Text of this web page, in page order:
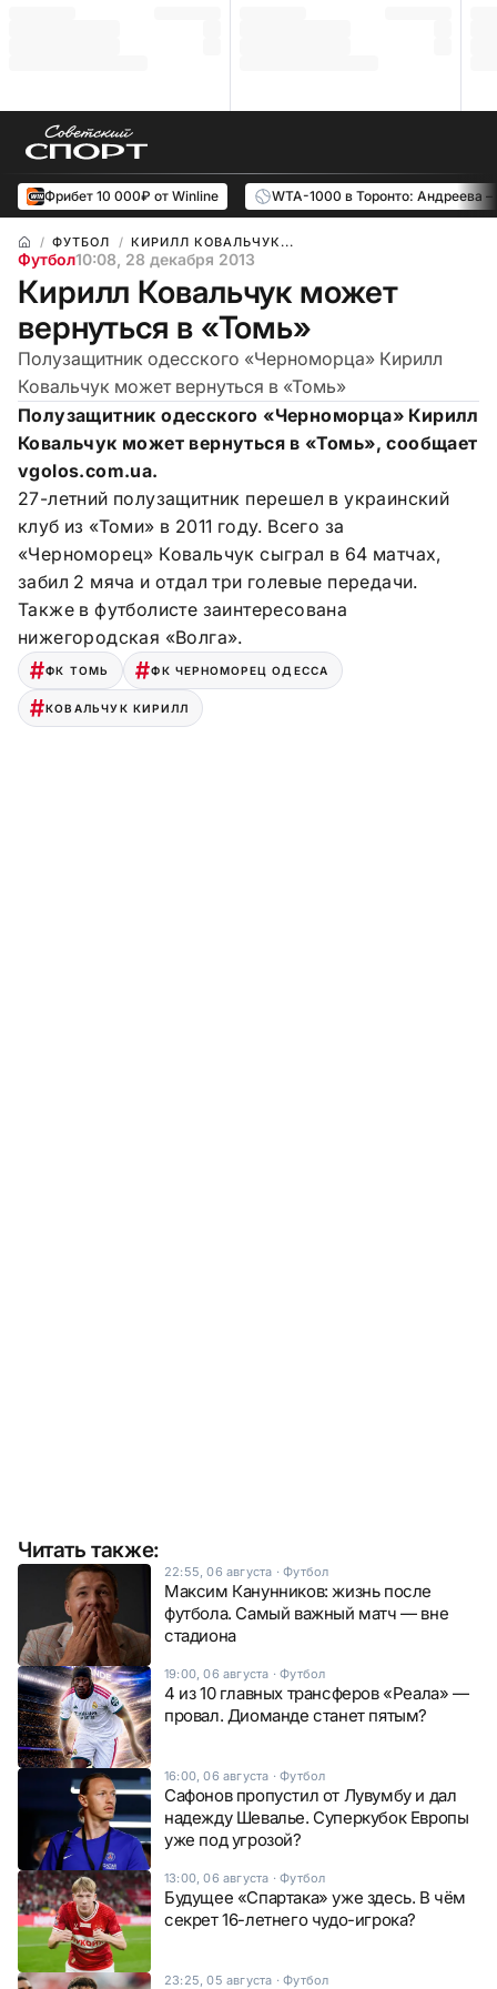
Фрибет 10 000₽ от Winline WTA-1000 в Торонто: Андреева
ФУТБОЛ КИРИЛЛ КОВАЛЬЧУК...
Футбол10:08, 28 декабря 2013
Кирилл Ковальчук может
вернуться в «Томь»
Полузащитник одесского «Черноморца» Кирилл
Ковальчук может вернуться в «Томь»
Полузащитник одесского «Черноморца» Кирилл
Ковальчук может вернуться в «Томь», сообщает
vgolos.com.ua.
27-летний полузащитник перешел в украинский
клуб из «Томи» в 2011 году. Всего за
«Черноморец» Ковальчук сыграл в 64 матчах,
забил 2 мяча и отдал три голевые передачи.
Также в футболисте заинтересована
нижегородская «Волга».
ФК ТОМЬ ФК ЧЕРНОМОРЕЦ ОДЕССА
КОВАЛЬЧУК КИРИЛЛ
Читать также:
22:55, 06 августа ·Футбол
Максим Канунников: жизнь после
футбола. Самый важный матч — вне
стадиона
19:00, 06 августа ·Футбол
4 из 10 главных трансферов «Реала» —
провал. Диоманде станет пятым?
16:00, 06 августа ·Футбол
Сафонов пропустил от Лувумбу и дал
надежду Шевалье. Суперкубок Европы
уже под угрозой?
13:00, 06 августа ·Футбол
Будущее «Спартака» уже здесь. В чём
секрет 16-летнего чудо-игрока?
23:25, 05 августа ·Футбол